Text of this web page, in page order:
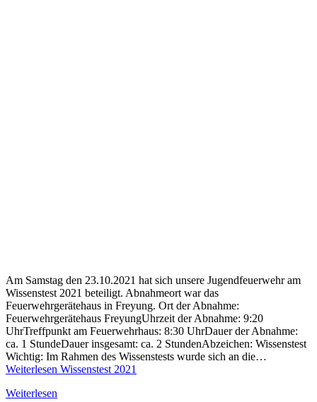
Am Samstag den 23.10.2021 hat sich unsere Jugendfeuerwehr am
Wissenstest 2021 beteiligt. Abnahmeort war das
Feuerwehrgerätehaus in Freyung. Ort der Abnahme:
Feuerwehrgerätehaus FreyungUhrzeit der Abnahme: 9:20
UhrTreffpunkt am Feuerwehrhaus: 8:30 UhrDauer der Abnahme:
ca. 1 StundeDauer insgesamt: ca. 2 StundenAbzeichen: Wissenstest
Wichtig: Im Rahmen des Wissenstests wurde sich an die…
Weiterlesen Wissenstest 2021
Weiterlesen